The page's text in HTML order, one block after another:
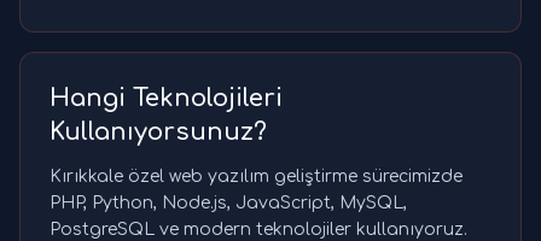
Hangi Teknolojileri
Kullanıyorsunuz?
Kırıkkale özel web yazılım geliştirme sürecimizde
PHP, Python, Node.js, JavaScript, MySQL,
PostgreSQL ve modern teknolojiler kullanıyoruz.